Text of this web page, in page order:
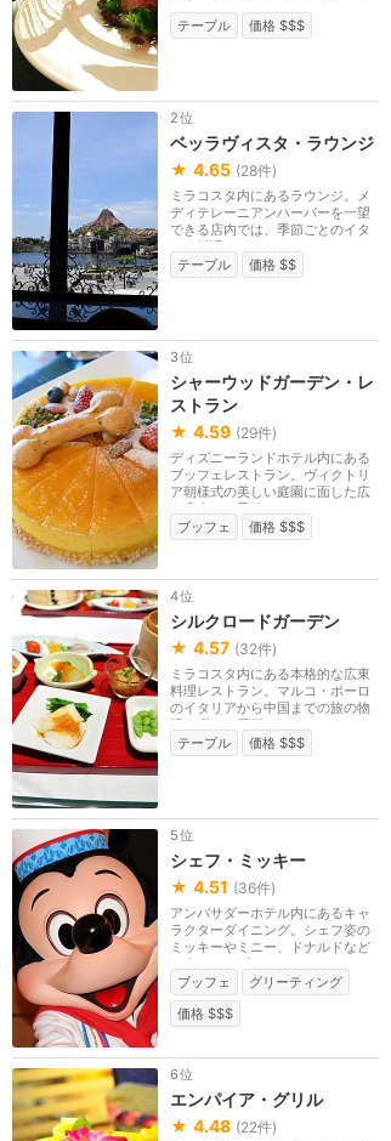
テーブル
価格 $$$
2位
ベッラヴィスタ・ラウンジ
★ 4.65 (28件)
ミラコスタ内にあるラウンジ。メ
ディテレーニアンハーバーを一望
できる店内では、季節ごとのイタ
リア料理やドリン...
テーブル
価格 $$
3位
シャーウッドガーデン・レ
ストラン
★ 4.59 (29件)
ディズニーランドホテル内にある
ブッフェレストラン。ヴィクトリ
ア朝様式の美しい庭園に面した広
い店内で、季節ご...
ブッフェ
価格 $$$
4位
シルクロードガーデン
★ 4.57 (32件)
ミラコスタ内にある本格的な広東
料理レストラン。マルコ・ポーロ
のイタリアから中国までの旅の物
語を綴った壁画が...
テーブル
価格 $$$
5位
シェフ・ミッキー
★ 4.51 (36件)
アンバサダーホテル内にあるキャ
ラクターダイニング。シェフ姿の
ミッキーやミニー、ドナルドなど
に会える。ブッフ...
ブッフェ
グリーティング
価格 $$$
6位
エンパイア・グリル
★ 4.48 (22件)